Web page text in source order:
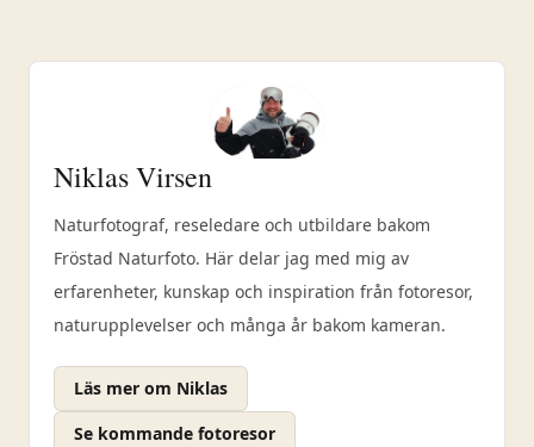
Niklas Virsen
Naturfotograf, reseledare och utbildare bakom
Fröstad Naturfoto. Här delar jag med mig av
erfarenheter, kunskap och inspiration från fotoresor,
naturupplevelser och många år bakom kameran.
Läs mer om Niklas
Se kommande fotoresor